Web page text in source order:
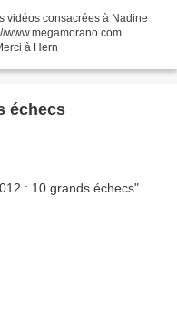
vidéos consacrées à Nadine
www.megamorano.com
à Hern
échecs